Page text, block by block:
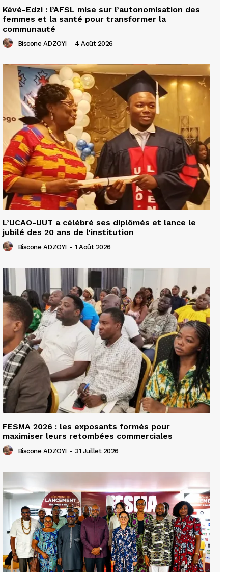
Kévé-Edzi : l’AFSL mise sur l’autonomisation des
femmes et la santé pour transformer la
communauté
Biscone ADZOYI - 4 Août 2026
L’UCAO-UUT a célébré ses diplômés et lance le
jubilé des 20 ans de l’institution
Biscone ADZOYI - 1 Août 2026
FESMA 2026 : les exposants formés pour
maximiser leurs retombées commerciales
Biscone ADZOYI - 31 Juillet 2026